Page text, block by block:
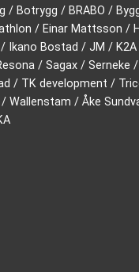
/ Botrygg / BRABO /
/ Einar Mattsson /
/ Ikano Bostad / JM /
/ Sagax / Serneke /
/ TK development /
Wallenstam / Åke